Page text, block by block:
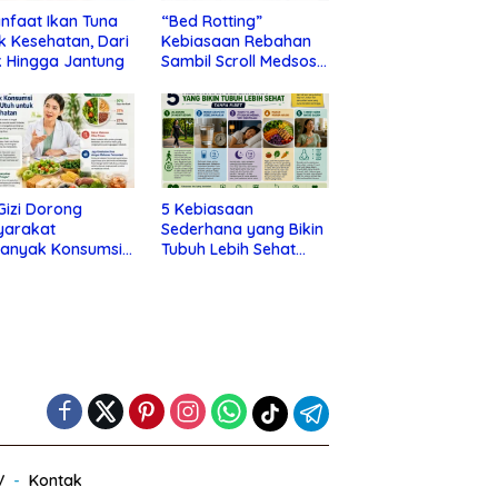
Ikan Tuna
Kesehatan, Dari
Hingga Jantung
“Bed Rotting”
Kebiasaan Rebahan
Sambil Scroll Medsos
Depresi
Dorong
Konsumsi
5 Kebiasaan
Sederhana yang Bikin
Tubuh Lebih Sehat
Kontak